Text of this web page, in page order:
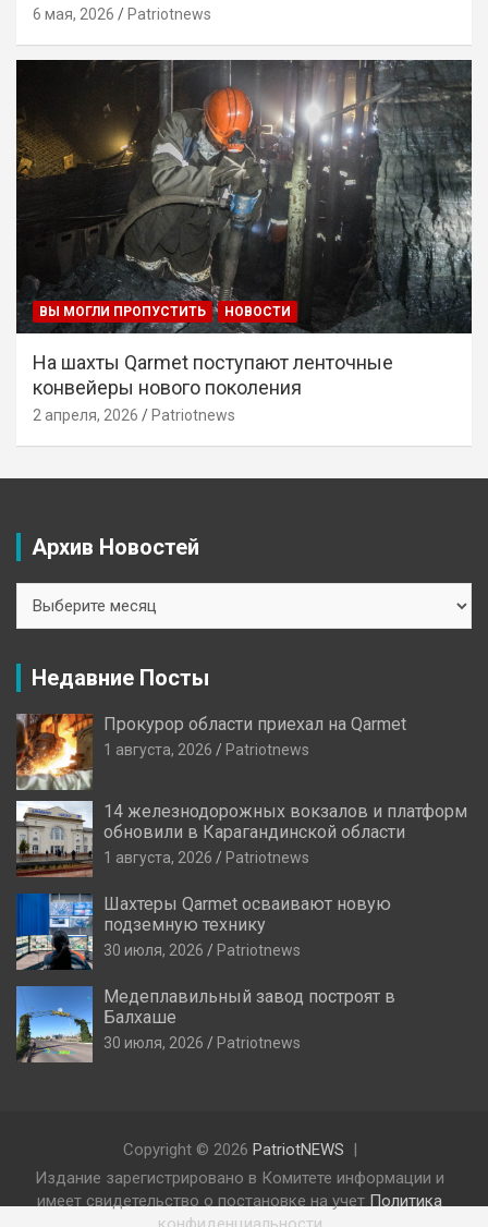
6 мая, 2026 Patriotnews
ВЫ МОГЛИ ПРОПУСТИТЬ НОВОСТИ
На шахты Qarmet поступают ленточные
конвейеры нового поколения
2 апреля, 2026 Patriotnews
Архив Новостей
Новостей
Недавние Посты
Прокурор области приехал на Qarmet
1 августа, 2026 Patriotnews
14 железнодорожных вокзалов и платформ
обновили в Карагандинской области
1 августа, 2026 Patriotnews
Шахтеры Qarmet осваивают новую
подземную технику
30 июля, 2026 Patriotnews
Медеплавильный завод построят в
Балхаше
30 июля, 2026 Patriotnews
Copyright © 2026 PatriotNEWS
Издание зарегистрировано в Комитете информации и
имеет свидетельство о постановке на учет Политика